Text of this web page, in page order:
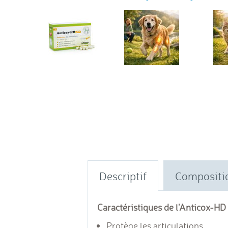
Descriptif
Caractéristiques de l'Anticox-HD
Protège les articulations